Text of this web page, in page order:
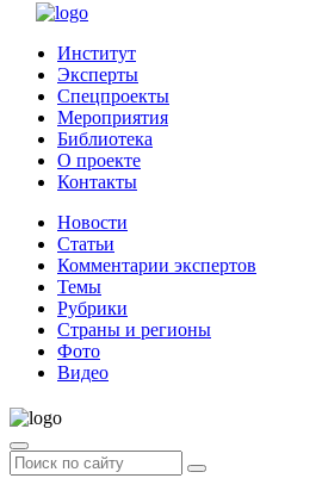
Институт
Эксперты
Спецпроекты
Мероприятия
Библиотека
О проекте
Контакты
Новости
Статьи
Комментарии экспертов
Темы
Рубрики
Страны и регионы
Фото
Видео